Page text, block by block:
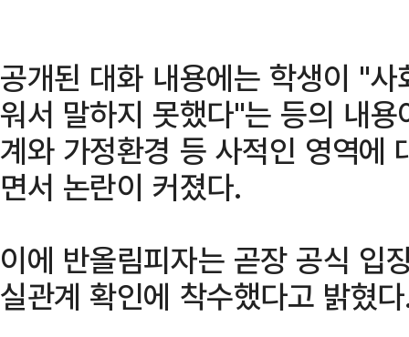
공개된 대화 내용에는 학생이 "
워서 말하지 못했다"는 등의 내
계와 가정환경 등 사적인 영역에
면서 논란이 커졌다.
이에 반올림피자는 곧장 공식 입
실관계 확인에 착수했다고 밝혔